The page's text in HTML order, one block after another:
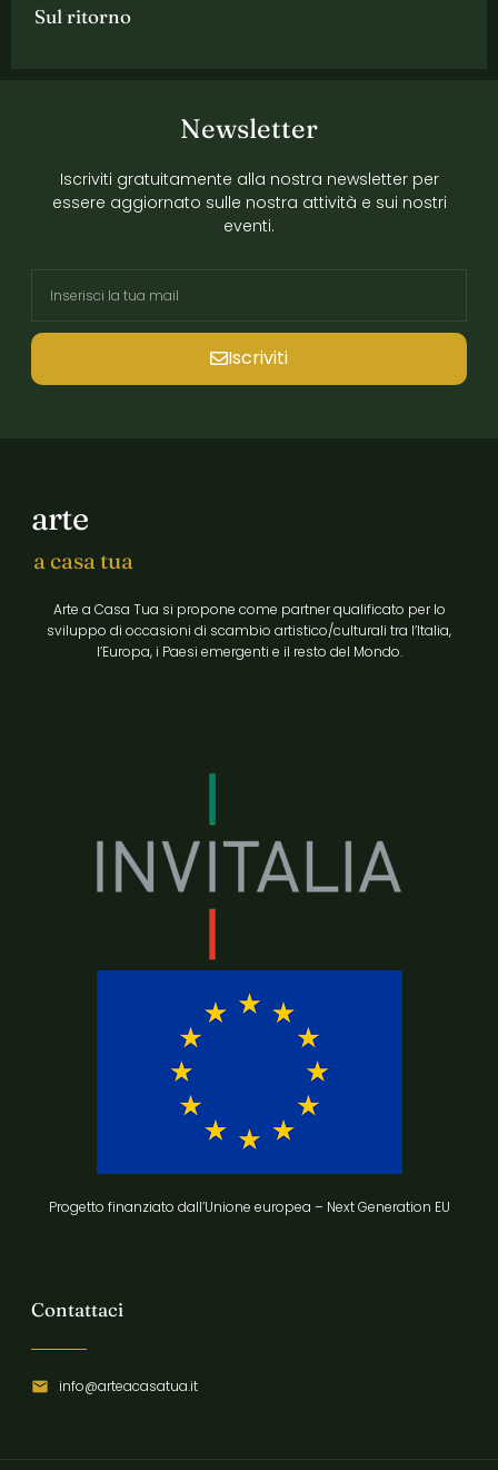
Sul ritorno
Newsletter
Iscriviti gratuitamente alla nostra newsletter per
essere aggiornato sulle nostra attività e sui nostri
eventi.
Iscriviti
arte
a casa tua
Arte a Casa Tua si propone come partner qualificato per lo
sviluppo di occasioni di scambio artistico/culturali tra l’Italia,
l’Europa, i Paesi emergenti e il resto del Mondo.
Progetto finanziato dall’Unione europea – Next Generation EU
Contattaci
info@arteacasatua.it